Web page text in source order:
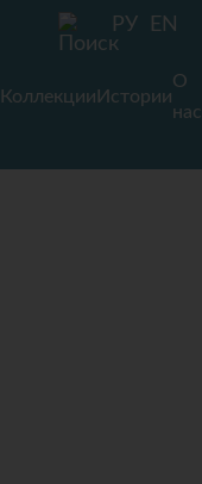
РУ EN
КоллекцииИстории
О
нас